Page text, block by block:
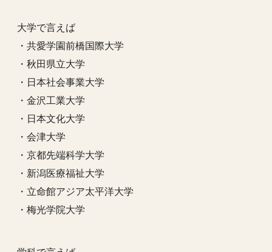
大学で言えば
・共愛学園前橋国際大学
・秋田県立大学
・日本社会事業大学
・金沢工業大学
・日本文化大学
・会津大学
・京都先端科学大学
・新潟医療福祉大学
・立命館アジア太平洋大学
・梅光学院大学